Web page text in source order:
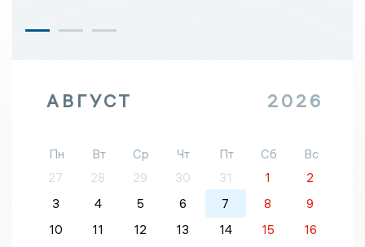
АВГУСТ 2026
Пн Вт Ср Чт Пт Сб
Вс
27
28 29 30 31 1
2
3
4 5 6 7 8
9
10
11 12 13 14 15 16